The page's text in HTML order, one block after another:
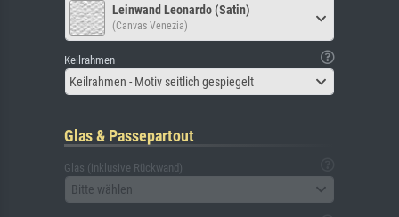
Leinwand Leonardo (Satin)
(Canvas Venezia)
Keilrahmen
Keilrahmen - Motiv seitlich gespiegelt
Glas & Passepartout
Glas (inklusive Rückwand)
Bitte wählen